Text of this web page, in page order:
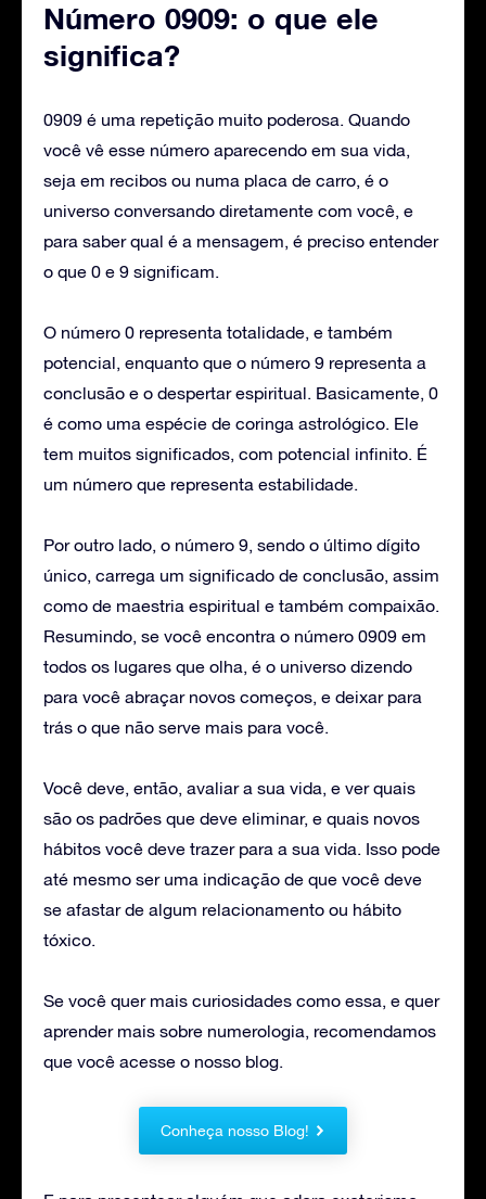
Número 0909: o que ele
significa?
0909 é uma repetição muito poderosa. Quando
você vê esse número aparecendo em sua vida,
seja em recibos ou numa placa de carro, é o
universo conversando diretamente com você, e
para saber qual é a mensagem, é preciso entender
o que 0 e 9 significam.
O número 0 representa totalidade, e também
potencial, enquanto que o número 9 representa a
conclusão e o despertar espiritual. Basicamente, 0
é como uma espécie de coringa astrológico. Ele
tem muitos significados, com potencial infinito. É
um número que representa estabilidade.
Por outro lado, o número 9, sendo o último dígito
único, carrega um significado de conclusão, assim
como de maestria espiritual e também compaixão.
Resumindo, se você encontra o número 0909 em
todos os lugares que olha, é o universo dizendo
para você abraçar novos começos, e deixar para
trás o que não serve mais para você.
Você deve, então, avaliar a sua vida, e ver quais
são os padrões que deve eliminar, e quais novos
hábitos você deve trazer para a sua vida. Isso pode
até mesmo ser uma indicação de que você deve
se afastar de algum relacionamento ou hábito
tóxico.
Se você quer mais curiosidades como essa, e quer
aprender mais sobre numerologia, recomendamos
que você acesse o nosso blog.
Conheça nosso Blog!